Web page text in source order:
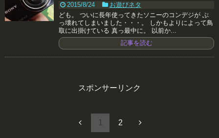
2015/8/24
お遊びネタ
ども。 ついに長年使ってきたソニーのコンデジが ぶ
っ壊れてしまいました・・・。 しかもよりによって鳥
取に出掛けている 真っ最中に。 以前か...
記事を読む
スポンサーリンク
1 2